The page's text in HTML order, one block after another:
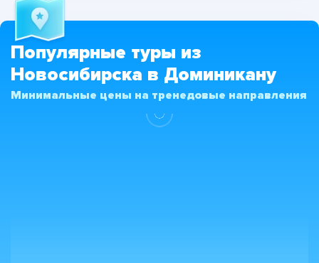
Популярные туры из
Новосибирска в Доминикану
Минимальные цены на тренедовые направления